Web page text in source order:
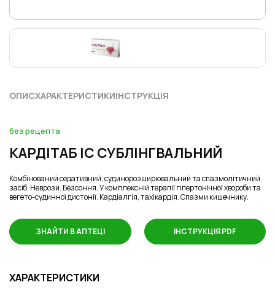
ОПИСХАРАКТЕРИСТИКИІНСТРУКЦІЯ
без рецепта
КАРДІТАБ IC СУБЛІНГВАЛЬНИЙ
Комбінований седативний, судинорозширювальний та спазмолітичний
засіб. Неврози. Безсоння. У комплексній терапії гіпертонічної хвороби та
вегето-судинної дистонії. Кардіалгія, тахікардія. Спазми кишечнику.
ЗНАЙТИ В АПТЕЦІ ІНСТРУКЦІЯ PDF
ХАРАКТЕРИСТИКИ